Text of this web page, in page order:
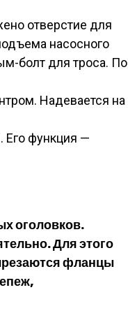
отверстие для
насосного
болт для троса. По
Надевается на
Его функция —
оголовков.
Для этого
фланцы